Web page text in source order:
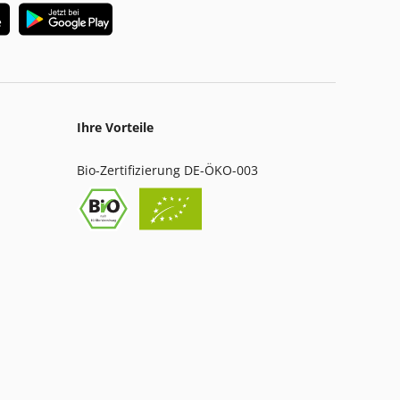
Ihre Vorteile
Bio-Zertifizierung DE-ÖKO-003